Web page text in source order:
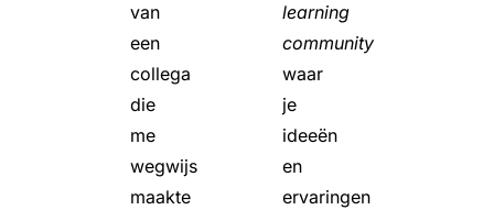
van
een
collega
die
me
wegwijs
maakte
learning
community
waar
je
ideeën
en
ervaringen